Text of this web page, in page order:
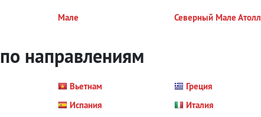
Мале Северный Мале Атолл
по направлениям
Вьетнам Греция
Испания Италия